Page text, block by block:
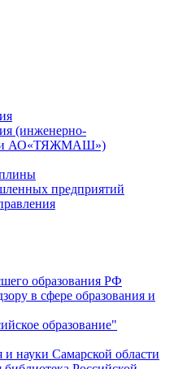
(инженерно-
АО«ТЯЖМАШ»)
предприятий
образования РФ
в сфере образования и
образование"
науки Самарской области